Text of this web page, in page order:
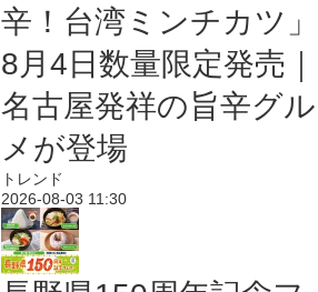
辛！台湾ミンチカツ」
8月4日数量限定発売｜
名古屋発祥の旨辛グル
メが登場
トレンド
2026-08-03 11:30